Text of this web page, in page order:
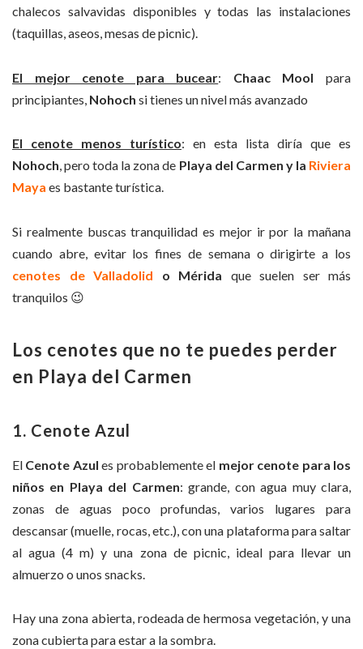
chalecos salvavidas disponibles y todas las instalaciones
(taquillas, aseos, mesas de picnic).
El mejor cenote para bucear: Chaac Mool para
principiantes, Nohoch si tienes un nivel más avanzado
El cenote menos turístico: en esta lista diría que es
Nohoch, pero toda la zona de Playa del Carmen y la Riviera
Maya es bastante turística.
Si realmente buscas tranquilidad es mejor ir por la mañana
cuando abre, evitar los fines de semana o dirigirte a los
cenotes de Valladolid o Mérida que suelen ser más
tranquilos 😉
Los cenotes que no te puedes perder
en Playa del Carmen
1. Cenote Azul
El Cenote Azul es probablemente el mejor cenote para los
niños en Playa del Carmen: grande, con agua muy clara,
zonas de aguas poco profundas, varios lugares para
descansar (muelle, rocas, etc.), con una plataforma para saltar
al agua (4 m) y una zona de picnic, ideal para llevar un
almuerzo o unos snacks.
Hay una zona abierta, rodeada de hermosa vegetación, y una
zona cubierta para estar a la sombra.